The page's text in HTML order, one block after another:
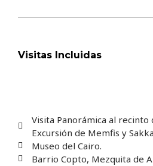
Visitas Incluidas
Visita Panorámica al recinto
Excursión de Memfis y
Museo del Cairo.
Barrio Copto, Mezquita de